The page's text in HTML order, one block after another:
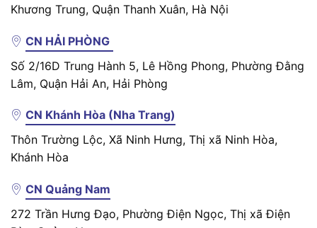
Khương Trung, Quận Thanh Xuân, Hà Nội
CN HẢI PHÒNG
Số 2/16D Trung Hành 5, Lê Hồng Phong, Phường Đằng
Lâm, Quận Hải An, Hải Phòng
CN Khánh Hòa (Nha Trang)
Thôn Trường Lộc, Xã Ninh Hưng, Thị xã Ninh Hòa,
Khánh Hòa
CN Quảng Nam
272 Trần Hưng Đạo, Phường Điện Ngọc, Thị xã Điện